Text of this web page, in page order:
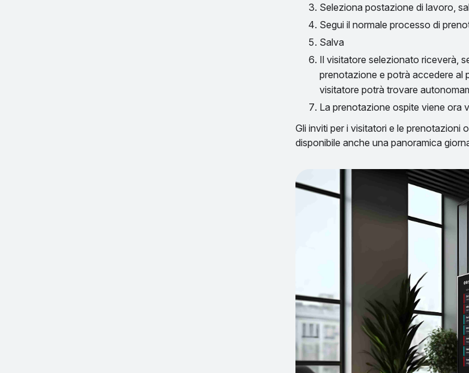
Seleziona postazione di lavoro,
Segui il normale processo di
Salva
Il visitatore selezionato riceverà,
prenotazione e potrà accedere al
visitatore potrà trovare
La prenotazione ospite viene ora
Gli inviti per i visitatori e le prenotazioni
disponibile anche una panoramica